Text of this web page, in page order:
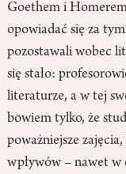
Goethem i
opowiadać się za
pozostawali wobec
się stało:
literaturze, a w tej
bowiem tylko, że
poważniejsze
wpływów – nawet w